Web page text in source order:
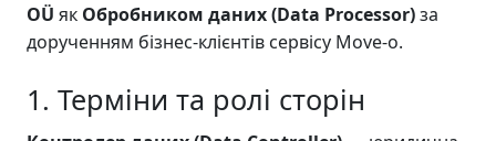
OÜ як Обробником даних (Data Processor)за
дорученням бізнес-клієнтів сервісу Move-o.
1. Терміни та ролі сторін